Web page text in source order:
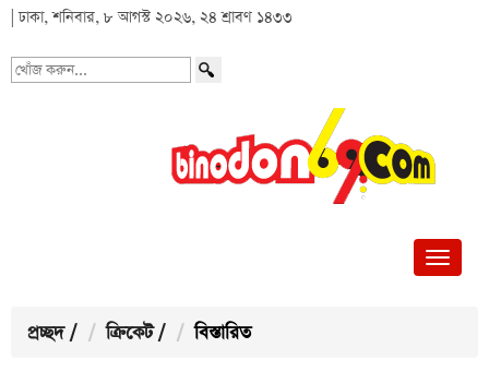
| ঢাকা, শনিবার, ৮ আগস্ট ২০২৬, ২৪ শ্রাবণ ১৪৩৩
খোঁজ
প্রচ্ছদ / ক্রিকেট / বিস্তারিত